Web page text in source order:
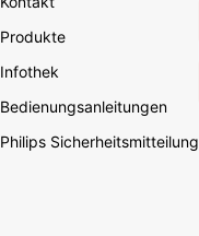
Produkte
Infothek
Bedienungsanleitungen
Philips Sicherheitsmitteilung